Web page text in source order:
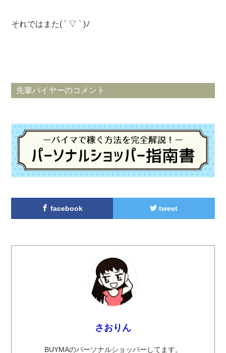
それではまた( ´ ▽ ` )ﾉ
先輩バイヤーのコメント
facebook tweet
さおりん
BUYMAのパーソナルショッパーしてます。